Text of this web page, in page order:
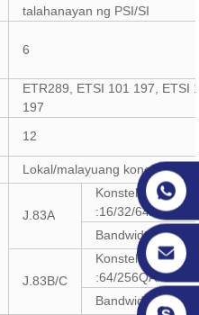
talahanayan ng PSI/SI
6
ETR289, ETSI 101 197, ETSI
197
12
Lokal/malayuang koneksyon
J.83A
Konstelasyon
:16/32/64/128/
Bandwidth: 8M
J.83B/C
Konstelasyon
:64/256QAM
Bandwidth: 6M